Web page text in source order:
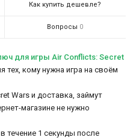
Как купить дешевле?
Вопросы 0
для игры Air Conflicts: Secret
тех, кому нужна игра на своём
Wars и доставка, займут
магазине не нужно
течение 1 секунды после